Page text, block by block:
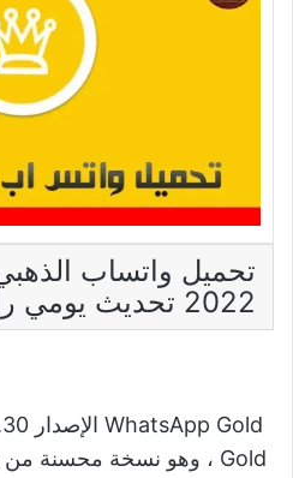
2022 تحديث يومي رابط تحميل مباشر